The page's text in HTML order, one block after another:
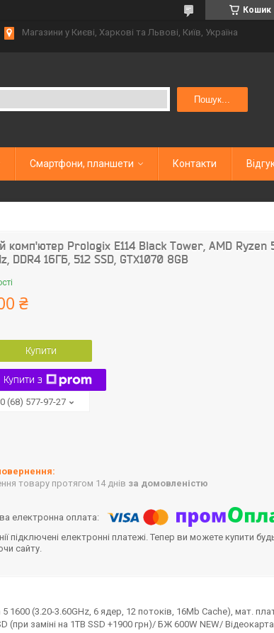
Кошик
Магазини у Києві, Харкові та Львові, Київ, Україна
Пошук...
Смартфони, планшети Контакти
комп'ютер Prologix E114 Black Tower, AMD Ryzen
DDR4 16ГБ, 512 SSD, GTX1070 8GB
₴
Купити
Купити з
(68) 577-97-27
товару протягом 14 днів за домовленістю
підключені електронні платежі. Тепер ви можете купити
сайту.
(3.20-3.60GHz, 6 ядер, 12 потоків, 16Mb Cache), мат.
(при заміні на 1TB SSD +1900 грн)/ БЖ 600W NEW/